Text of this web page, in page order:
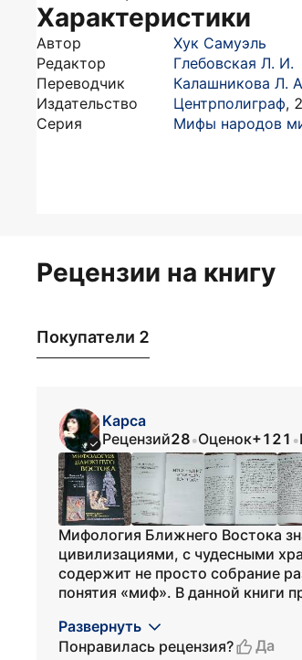
Характеристики
Автор
Хук Самуэль
Редактор
Глебовская Л. И.
Переводчик
Калашникова Л.
Издательство
Центрполиграф,
Серия
Мифы народов
Рецензии на книгу
Покупатели 2
Kapca
Рецензий28•Оценок+121 •
Мифология Ближнего Востока
цивилизациями, с чудесными
содержит не просто собрание
понятия «миф». В данной книги
Развернуть
Понравилась рецензия?
Да